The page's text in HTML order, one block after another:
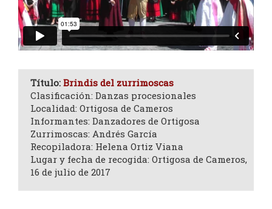
Título: Brindis del zurrimoscas
Clasificación: Danzas procesionales
Localidad: Ortigosa de Cameros
Informantes: Danzadores de Ortigosa
Zurrimoscas: Andrés García
Recopiladora: Helena Ortiz Viana
Lugar y fecha de recogida: Ortigosa de Cameros,
16 de julio de 2017